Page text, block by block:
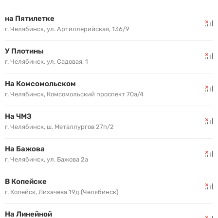
на Пятилетке
г. Челябинск, ул. Артиллерийская, 136/9
У Плотины
г. Челябинск, ул. Садовая, 1
На Комсомольском
г. Челябинск, Комсомольский проспект 70а/4
На ЧМЗ
г. Челябинск, ш. Металлургов 27п/2
На Бажова
г. Челябинск, ул. Бажова 2а
В Копейске
г. Копейск, Лихачева 19д (Челябинск)
На Линейной